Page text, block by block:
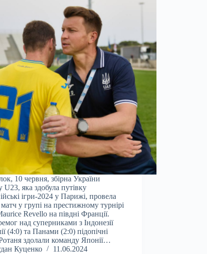
10 червня, збірна України
U23, яка здобула путівку
ігри-2024 у Парижі, провела
у групі на престижному турнірі
Revello на півдні Франції.
над суперниками з Індонезії
(4:0) та Панами (2:0) підопічні
здолали команду Японії…
Куценко
11.06.2024